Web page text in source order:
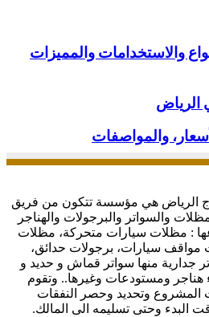
والاستخدامات والمميزات
الرياض
والمواصفات
الرياض هي مؤسسة تتكون من فريق
والسواتر والبرجولات والهناجر
: مظلات سيارات متحركة، مظلات
مواقف سيارات، برجولات حدائق،
جدارية منها سواتر قماش و حديد و
ومستودعات وغيرها.. وتقوم
المشروع وتحديد وحصر النفقات
البدء وحتى تسليمه الى المالك.